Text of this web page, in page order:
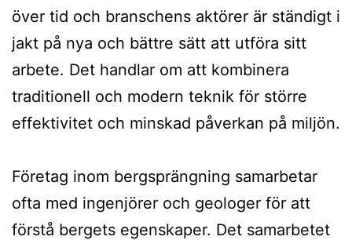
över tid och branschens aktörer är ständigt i
jakt på nya och bättre sätt att utföra sitt
arbete. Det handlar om att kombinera
traditionell och modern teknik för större
effektivitet och minskad påverkan på miljön.
Företag inom bergsprängning samarbetar
ofta med ingenjörer och geologer för att
förstå bergets egenskaper. Det samarbetet